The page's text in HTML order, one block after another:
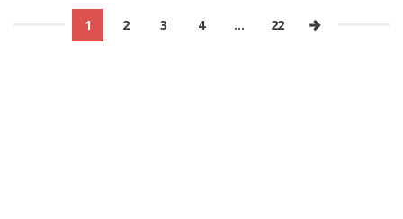
1 2 3 4 … 22